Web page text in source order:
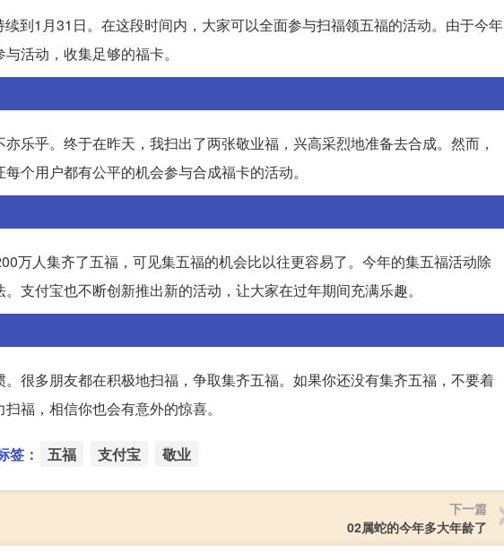
到1月31日。在这段时间内，大家可以全面参与扫福领五福的活动。由于今年
活动，收集足够的福卡。
乐乎。终于在昨天，我扫出了两张敬业福，兴高采烈地准备去合成。然而，
个用户都有公平的机会参与合成福卡的活动。
万人集齐了五福，可见集五福的机会比以往更容易了。今年的集五福活动除
支付宝也不断创新推出新的活动，让大家在过年期间充满乐趣。
很多朋友都在积极地扫福，争取集齐五福。如果你还没有集齐五福，不要着
福，相信你也会有意外的惊喜。
签： 五福 支付宝 敬业
下一篇
02属蛇的今年多大年龄了